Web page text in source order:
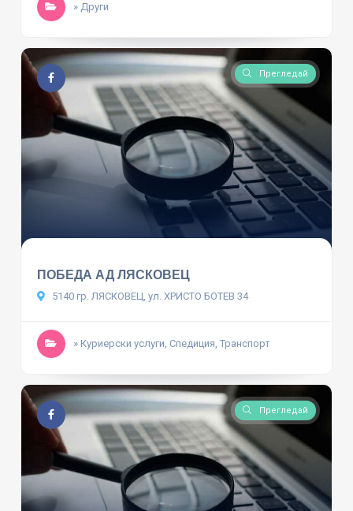
» Други
Прегледай
ПОБЕДА АД ЛЯСКОВЕЦ
5140 гр. ЛЯСКОВЕЦ, ул. ХРИСТО БОТЕВ 34
» Куриерски услуги, Спедиция, Транспорт
Прегледай